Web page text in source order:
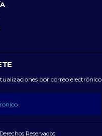
por correo electrónico
Reservados